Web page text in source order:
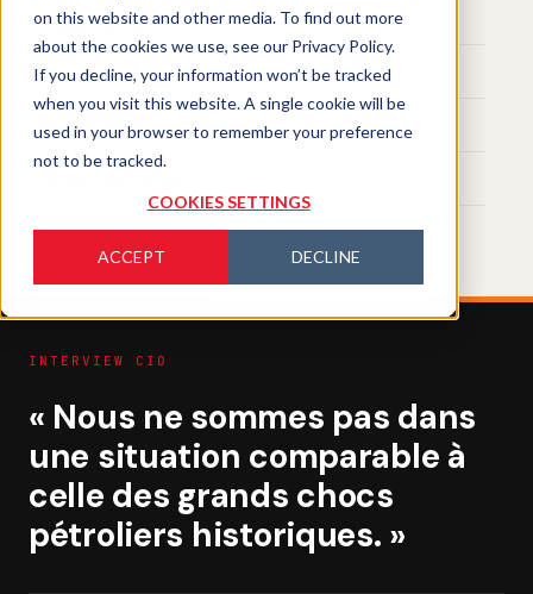
on this website and other media. To find out more
about the cookies we use, see our Privacy Policy.
If you decline, your information won’t be tracked
when you visit this website. A single cookie will be
used in your browser to remember your preference
not to be tracked.
COOKIES SETTINGS
ACCEPT DECLINE
MAGAZINE
EVENTS
TRAINING
INTERVIEW CIO
« Nous ne sommes pas dans
une situation comparable à
celle des grands chocs
pétroliers historiques. »